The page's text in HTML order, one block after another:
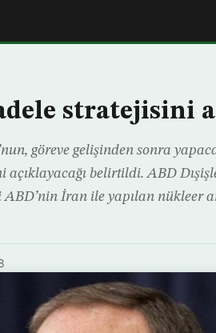
stratejisini
göreve gelişinden sonra
belirtildi. ABD
ABD’nin İran ile yapılan nükleer